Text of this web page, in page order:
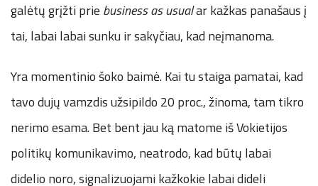
galėtų grįžti prie business as usualar kažkas panašaus į
tai, labai labai sunku ir sakyčiau, kad neįmanoma.
Yra momentinio šoko baimė. Kai tu staiga pamatai, kad
tavo dujų vamzdis užsipildo 20 proc., žinoma, tam tikro
nerimo esama. Bet bent jau ką matome iš Vokietijos
politikų komunikavimo, neatrodo, kad būtų labai
didelio noro, signalizuojami kažkokie labai dideli